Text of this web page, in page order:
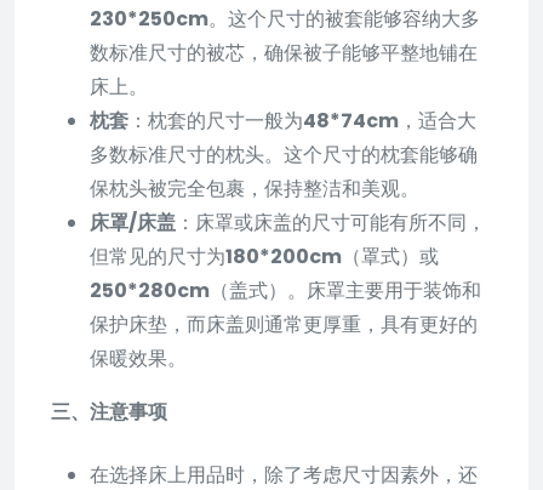
230*250cm。这个尺寸的被套能够容纳大多
数标准尺寸的被芯，确保被子能够平整地铺在
床上。
枕套 ：枕套的尺寸一般为48*74cm ，适合大
多数标准尺寸的枕头。这个尺寸的枕套能够确
保枕头被完全包裹，保持整洁和美观。
床罩/床盖 ：床罩或床盖的尺寸可能有所不同，
但常见的尺寸为180*200cm （罩式）或
250*280cm （盖式）。床罩主要用于装饰和
保护床垫，而床盖则通常更厚重，具有更好的
保暖效果。
三、注意事项
在选择床上用品时，除了考虑尺寸因素外，还